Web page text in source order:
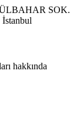
SOK.
hakkında